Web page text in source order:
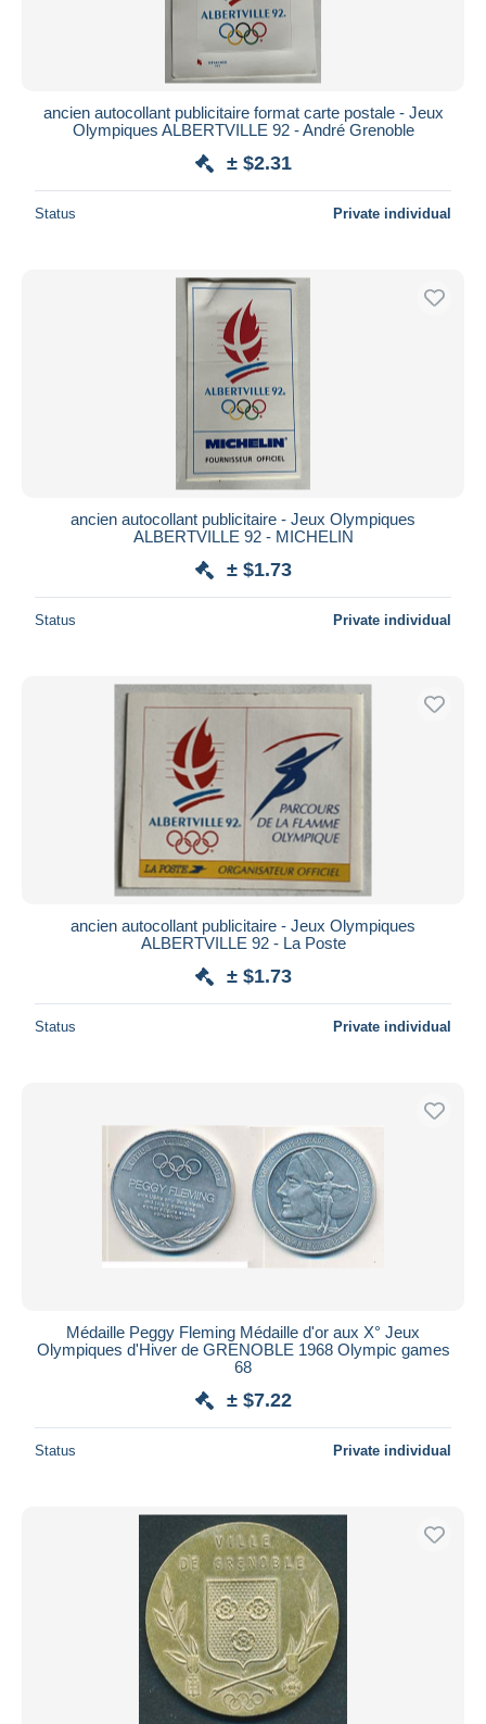
ancien autocollant publicitaire format carte postale - Jeux
Olympiques ALBERTVILLE 92 - André Grenoble
± $2.31
Status Private individual
ancien autocollant publicitaire - Jeux Olympiques
ALBERTVILLE 92 - MICHELIN
± $1.73
Status Private individual
ancien autocollant publicitaire - Jeux Olympiques
ALBERTVILLE 92 - La Poste
± $1.73
Status Private individual
Médaille Peggy Fleming Médaille d'or aux X° Jeux
Olympiques d'Hiver de GRENOBLE 1968 Olympic games
68
± $7.22
Status Private individual